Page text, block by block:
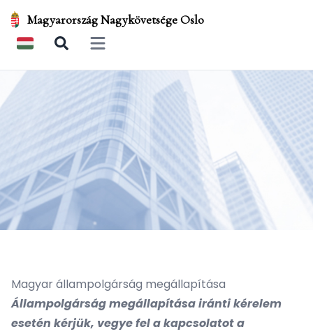
Magyarország Nagykövetsége Oslo
Open main menu
Magyar állampolgárság megállapítása
Állampolgárság megállapítása iránti kérelem
esetén kérjük, vegye fel a kapcsolatot a